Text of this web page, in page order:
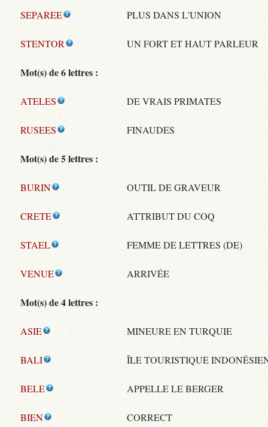
SEPAREE PLUS DANS L'UNION
STENTOR UN FORT ET HAUT PARLEUR
Mot(s) de 6 lettres :
ATELES DE VRAIS PRIMATES
RUSEES FINAUDES
Mot(s) de 5 lettres :
BURIN OUTIL DE GRAVEUR
CRETE ATTRIBUT DU COQ
STAEL FEMME DE LETTRES (DE)
VENUE ARRIVÉE
Mot(s) de 4 lettres :
ASIE MINEURE EN TURQUIE
BALI ÎLE TOURISTIQUE
BELE APPELLE LE BERGER
BIEN CORRECT